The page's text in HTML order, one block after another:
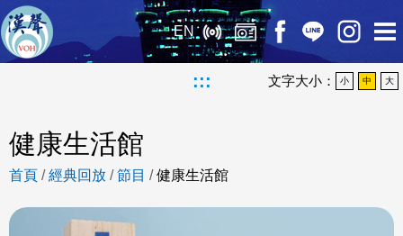
EN
::: 文字大小： 小 中 大
健康生活館
首頁 /經典回放 /節目 /健康生活館